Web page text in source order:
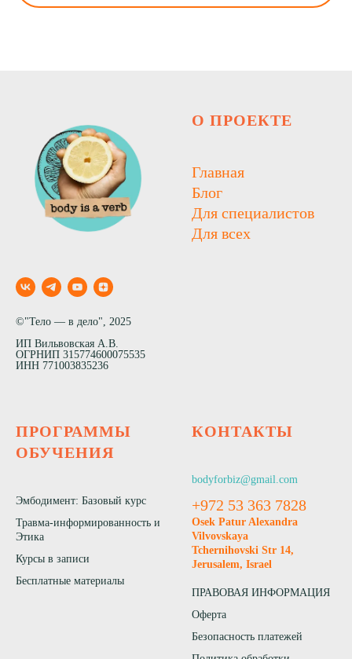
©"Тело — в дело", 2025
ИП Вильвовская А.В.
ОГРНИП 315774600075535
ИНН 771003835236
О ПРОЕКТЕ
Главная
Блог
Для специалистов
Для всех
ПРОГРАММЫ
ОБУЧЕНИЯ
Эмбодимент: Базовый курс
Травма-информированность и
Этика
Курсы в записи
Бесплатные материалы
КОНТАКТЫ
bodyforbiz@gmail.com
+972 53 363 7828
Osek Patur Alexandra
Vilvovskaya
Tchernihovski Str 14,
Jerusalem, Israel
ПРАВОВАЯ ИНФОРМАЦИЯ
Оферта
Безопасность платежей